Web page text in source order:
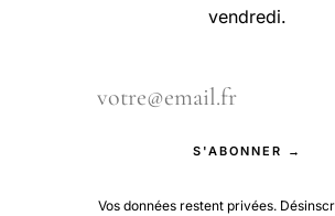
vendredi.
S'ABONNER →
Vos données restent privées.